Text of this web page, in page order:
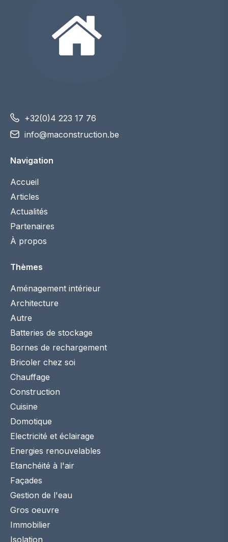
+32(0)4 223 17 76
info@maconstruction.be
Navigation
Accueil
Articles
Actualités
Partenaires
À propos
Thèmes
Aménagement intérieur
Architecture
Autre
Batteries de stockage
Bornes de rechargement
Bricoler chez soi
Chauffage
Construction
Cuisine
Domotique
Electricité et éclairage
Energies renouvelables
Etanchéité à l'air
Façades
Gestion de l'eau
Gros oeuvre
Immobilier
Isolation